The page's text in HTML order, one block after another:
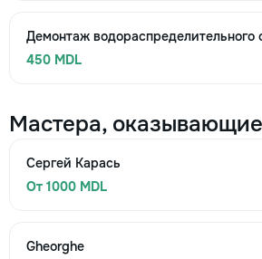
Демонтаж водораспределительного
450 MDL
Мастера, оказывающие
Сергей Карась
От 1000 MDL
Gheorghe